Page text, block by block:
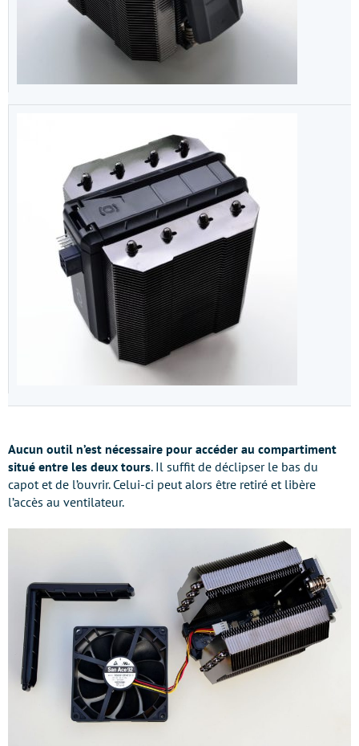
Aucun outil n’est nécessaire pour accéder au compartiment
situé entre les deux tours. Il suffit de déclipser le bas du
capot et de l’ouvrir. Celui-ci peut alors être retiré et libère
l’accès au ventilateur.